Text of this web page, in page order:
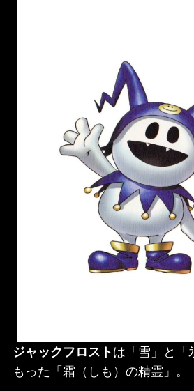
ジャックフロスト は「雪」と「
もった「霜（しも）の精霊」。